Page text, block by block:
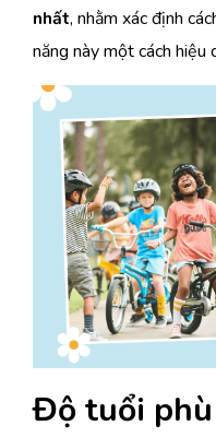
nhất, nhằm xác định
năng này một cách hiệu
Độ tuổi